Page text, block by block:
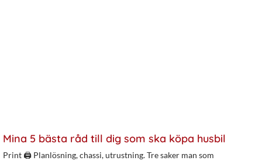
Mina 5 bästa råd till dig som ska köpa husbil
Print 🖨 Planlösning, chassi, utrustning. Tre saker man som